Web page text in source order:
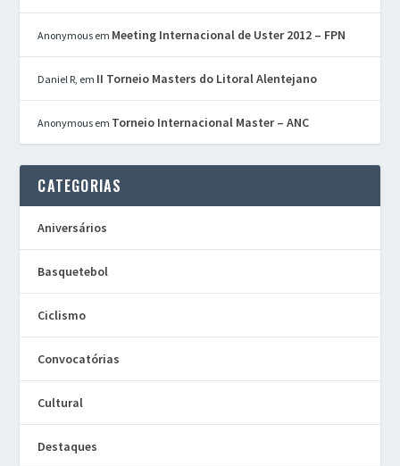
Anonymous em Meeting Internacional de Uster 2012 – FPN
Daniel R, em II Torneio Masters do Litoral Alentejano
Anonymous em Torneio Internacional Master – ANC
CATEGORIAS
Aniversários
Basquetebol
Ciclismo
Convocatórias
Cultural
Destaques